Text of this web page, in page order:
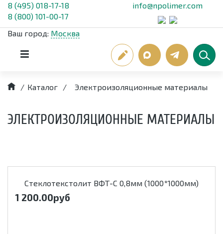
8 (495) 018-17-18
8 (800) 101-00-17
info@npolimer.com
Ваш город: Москва
/ Каталог / Электроизоляционные материалы
ЭЛЕКТРОИЗОЛЯЦИОННЫЕ МАТЕРИАЛЫ
Стеклотекстолит ВФТ-С 0,8мм (1000*1000мм)
1 200.00руб